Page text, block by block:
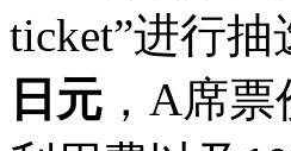
No.22(
ソ】与
ticket”进行
日元 ，A席票